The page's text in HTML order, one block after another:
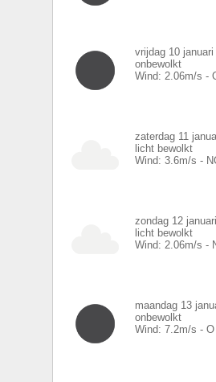
vrijdag 10 januari
onbewolkt
Wind: 2.06m/s -
zaterdag 11
licht bewolkt
Wind: 3.6m/s -
zondag 12
licht bewolkt
Wind: 2.06m/s -
maandag 13
onbewolkt
Wind: 7.2m/s - O